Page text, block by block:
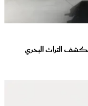
التراث البحري